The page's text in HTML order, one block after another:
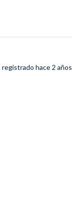
registrado hace 2 años